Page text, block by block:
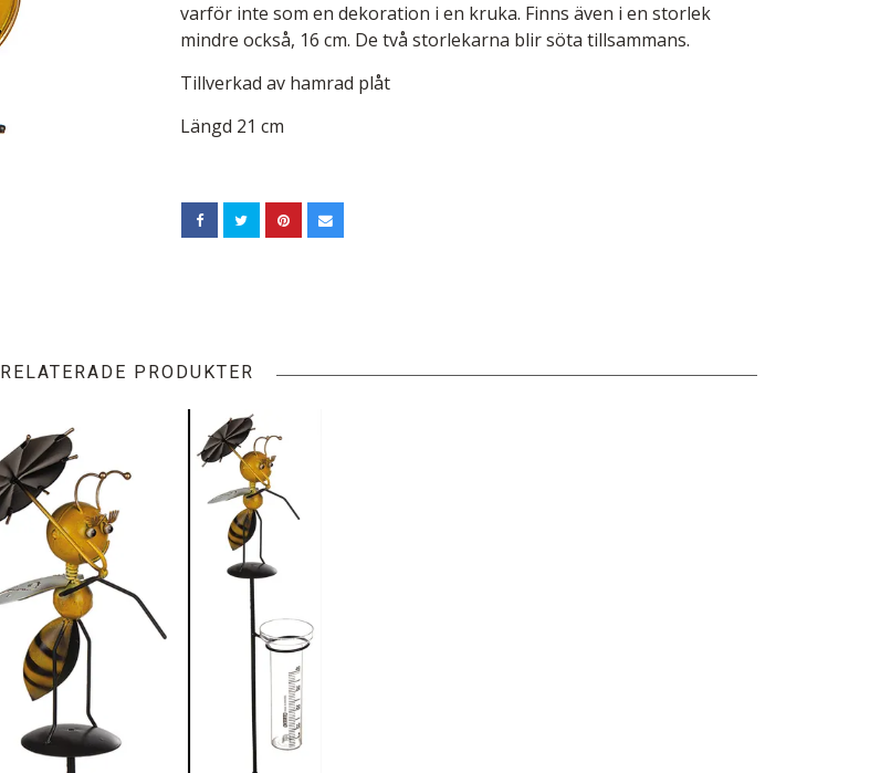
varför inte som en dekoration i en kruka. Finns även i en storlek
mindre också, 16 cm. De två storlekarna blir söta tillsammans.
Tillverkad av hamrad plåt
Längd 21 cm
RELATERADE PRODUKTER